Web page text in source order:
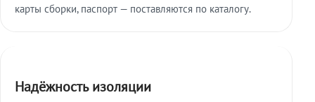
карты сборки, паспорт — поставляются по каталогу.
Надёжность изоляции